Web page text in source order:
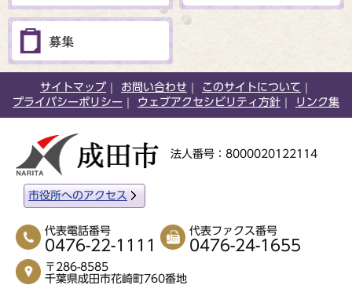
サイトマップ お問い合わせ
このサイトについて
プライバシーポリシー
ウェブアクセシビリティ方針 リンク集
法人番号：8000020122114
市役所へのアクセス
代表電話番号
0476-22-1111
代表ファクス番号
0476-24-1655
〒286-8585
千葉県成田市花崎町760番地